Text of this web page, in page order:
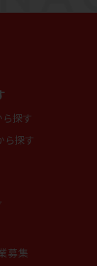
ら探す
ら探す
募集